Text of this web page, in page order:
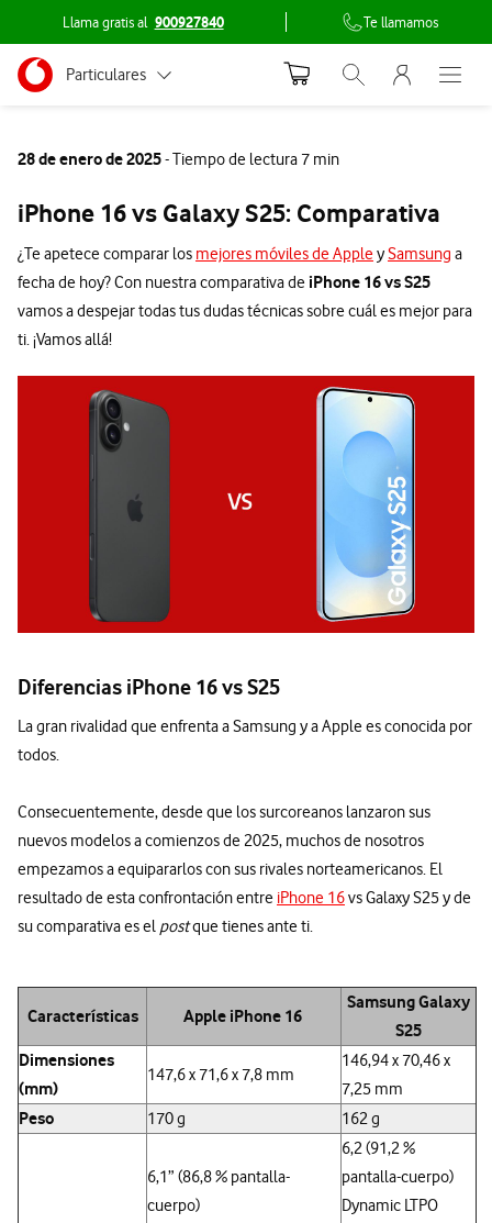
Llama gratis al 900927840 Te llamamos
Ir a la pagina principal de vodafone.es
Menu navegación Segmento
Particulares
y AA.PP.
Abrir buscador.
Menu
Abre
28 de enero de 2025- Tiempo de lectura 7 min
iPhone 16 vs Galaxy S25: Comparativa
¿Te apetece comparar los mejores móviles de AppleySamsung a
fecha de hoy? Con nuestra comparativa de iPhone 16 vs S25
vamos a despejar todas tus dudas técnicas sobre cuál es mejor para
ti. ¡Vamos allá!
Diferencias iPhone 16 vs S25
La gran rivalidad que enfrenta a Samsung y a Apple es conocida por
todos.
Consecuentemente, desde que los surcoreanos lanzaron sus
nuevos modelos a comienzos de 2025, muchos de nosotros
empezamos a equipararlos con sus rivales norteamericanos. El
resultado de esta confrontación entre iPhone 16vs Galaxy S25 y de
su comparativa es el postque tienes ante ti.
Características Apple iPhone 16
Samsung Galaxy
S25
Dimensiones
(mm)
147,6 x 71,6 x 7,8 mm
146,94 x 70,46 x
7,25 mm
Peso 170 g 162 g
6,1” (86,8 % pantalla-
cuerpo)
6,2 (91,2 %
pantalla-cuerpo)
Dynamic LTPO